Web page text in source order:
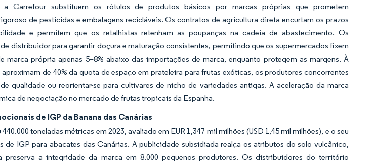
Carrefour substituem os rótulos de produtos básicos por marcas próprias que prometem
de pesticidas e embalagens recicláveis. Os contratos de agricultura direta encurtam os prazos
e permitem que os retalhistas retenham as poupanças na cadeia de abastecimento. Os
distribuidor para garantir doçura e maturação consistentes, permitindo que os supermercados fixem
marca própria apenas 5–8% abaixo das importações de marca, enquanto protegem as margens. À
de 40% da quota de espaço em prateleira para frutas exóticas, os produtores concorrentes
qualidade ou reorientar-se para cultivares de nicho de variedades antigas. A aceleração da marca
de negociação no mercado de frutas tropicais da Espanha.
de IGP da Banana das Canárias
toneladas métricas em 2023, avaliado em EUR 1,347 mil milhões (USD 1,45 mil milhões), e o seu
de IGP para abacates das Canárias. A publicidade subsidiada realça os atributos do solo vulcânico,
preserva a integridade da marca em 8.000 pequenos produtores. Os distribuidores do território